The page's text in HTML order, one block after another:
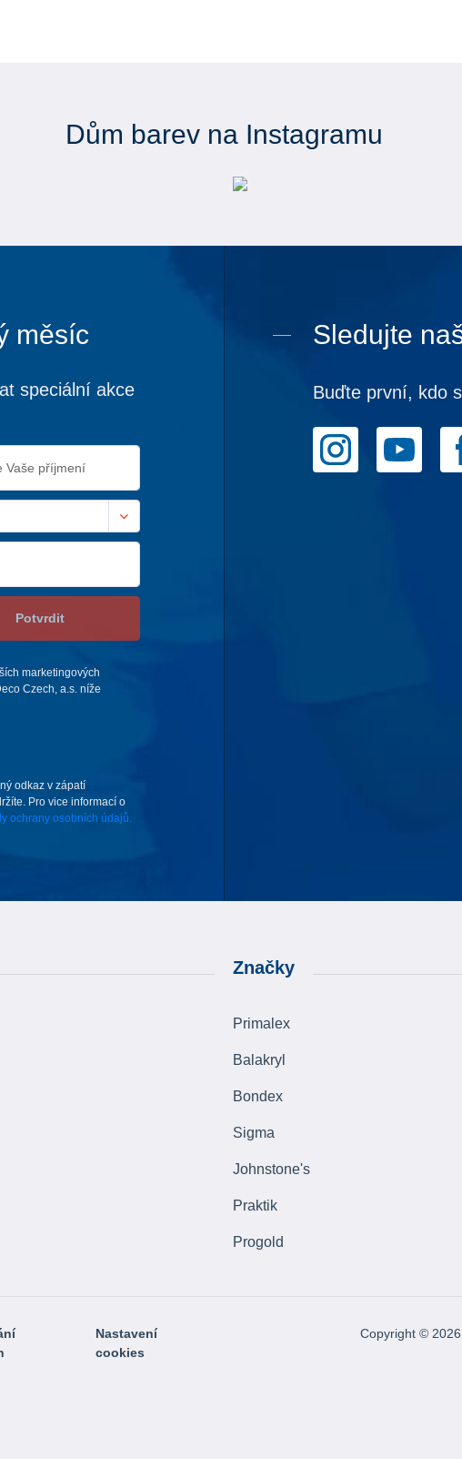
Dům barev na Instagramu
měsíc
speciální akce
Potvrdit
marketingových
Czech, a.s. níže
odkaz v zápatí
Pro vice informací o
ochrany osobních údajů.
Sledujte
Buďte první, kdo
Značky
Primalex
Balakryl
Bondex
Sigma
Johnstone's
Praktik
Progold
Nastavení
cookies
Copyright © 2026,